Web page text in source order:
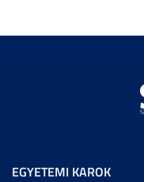
EGYETEMI KAROK